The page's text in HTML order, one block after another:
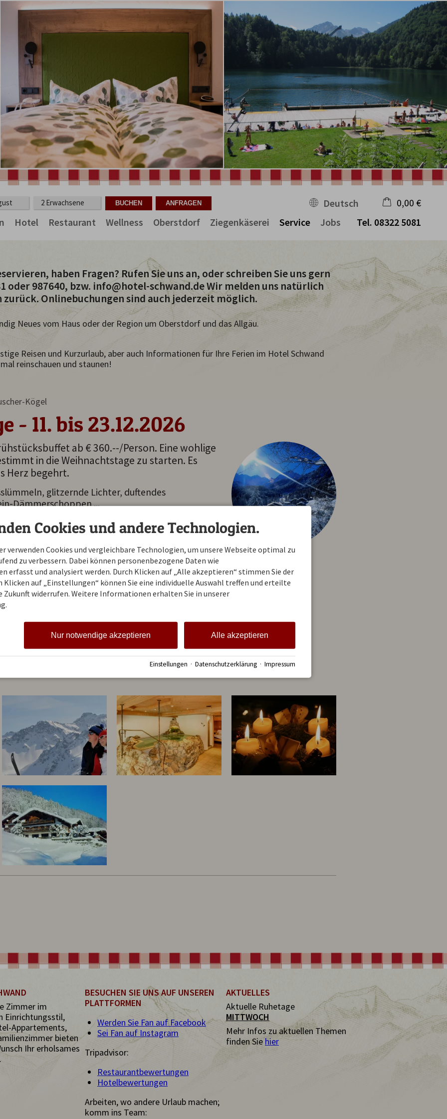
2 Erwachsene
Hotel Restaurant Wellness Oberstdorf Ziegenkäserei Service Jobs
Deutsch
Tel. 08322 5081
0,00 €
×
Warenkorb ist leer
haben Fragen? Rufen Sie uns an, oder schreiben Sie uns gern
oder 987640, bzw. info@hotel-schwand.de Wir melden uns natürlich
zurück. Onlinebuchungen sind auch jederzeit möglich.
Neues vom Haus oder der Region um Oberstdorf und das Allgäu.
Reisen und Kurzurlaub, aber auch Informationen für Ihre Ferien im Hotel Schwand
reinschauen und staunen!
Kögel
- 11. bis 23.12.2026
ab € 360.--/Person. Eine wohlige
in die Weihnachtstage zu starten. Es
Herz begehrt.
glitzernde Lichter, duftendes
Dämmerschoppen ...
Wohlfühl-Zimmer
Alpin, sowie Einzel Standard
Büffet
am Abend
mit Bratapfel
Felsenwhirlpools und der Infrarot-Kabine
direkt online
Skipass erhalten Sie 10 % Rabatt
Zimmer prüfen
Zimmer im
Einrichtungsstil,
Appartements,
bieten
Ihr erholsames
BESUCHEN SIE UNS AUF UNSEREN
PLATTFORMEN
Werden Sie Fan auf Facebook
Sei Fan auf Instagram
Tripadvisor:
Restaurantbewertungen
Hotelbewertungen
Arbeiten, wo andere Urlaub machen;
komm ins Team:
AKTUELLES
Aktuelle Ruhetage
MITTWOCH
Mehr Infos zu aktuellen Themen
finden Siehier
Cookies und andere Technologien.
verwenden Cookies und vergleichbare Technologien, um unsere Webseite optimal zu
zu verbessern. Dabei können personenbezogene Daten wie
erfasst und analysiert werden. Durch Klicken auf „Alle akzeptieren“ stimmen Sie der
Klicken auf „Einstellungen“ können Sie eine individuelle Auswahl treffen und erteilte
Zukunft widerrufen. Weitere Informationen erhalten Sie in unserer
Alle akzeptieren
Nur notwendige akzeptieren
Einstellungen · Datenschutzerklärung · Impressum